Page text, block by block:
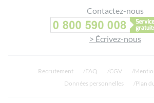
Contactez-nous
> Écrivez-nous
Recrutement FAQ CGV
Données personnelles
Plan